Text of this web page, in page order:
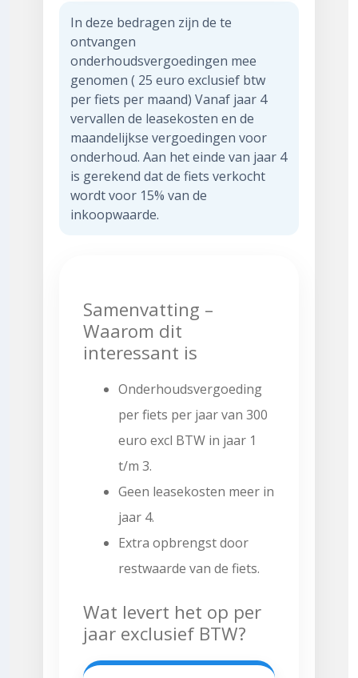
In deze bedragen zijn de te
ontvangen
onderhoudsvergoedingen mee
genomen ( 25 euro exclusief btw
per fiets per maand) Vanaf jaar 4
vervallen de leasekosten en de
maandelijkse vergoedingen voor
onderhoud. Aan het einde van jaar 4
is gerekend dat de fiets verkocht
wordt voor 15% van de
inkoopwaarde.
Samenvatting –
Waarom dit
interessant is
Onderhoudsvergoeding
per fiets per jaar van 300
euro excl BTW in jaar 1
t/m 3.
Geen leasekosten meer in
jaar 4.
Extra opbrengst door
restwaarde van de fiets.
Wat levert het op per
jaar exclusief BTW?